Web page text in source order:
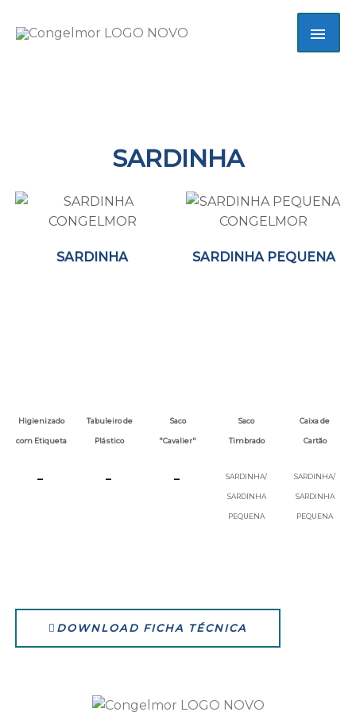
SARDINHA
SARDINHA SARDINHA PEQUENA
Higienizado
com Etiqueta
Tabuleiro de
Plástico
Saco
"Cavalier"
Saco
Timbrado
Caixa de
Cartão
- - - SARDINHA/
SARDINHA
PEQUENA
SARDINHA/
SARDINHA
PEQUENA
DOWNLOAD FICHA TÉCNICA